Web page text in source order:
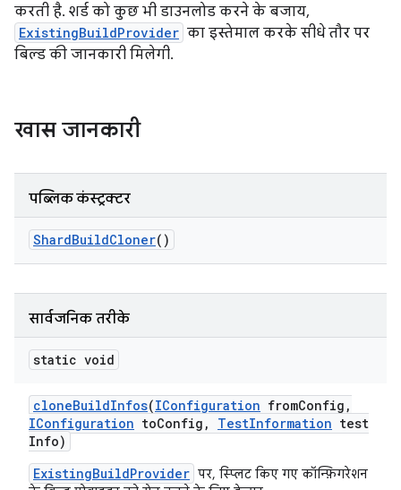
करती है. शर्ड को कुछ भी डाउनलोड करने के बजाय,
ExistingBuildProvider का इस्तेमाल करके सीधे तौर पर
बिल्ड की जानकारी मिलेगी.
खास जानकारी
पब्लिक कंस्ट्रक्टर
ShardBuildCloner()
सार्वजनिक तरीके
static void
cloneBuildInfos(IConfiguration fromConfig ,
IConfiguration toConfig , TestInformation test
Info)
ExistingBuildProvider पर, स्प्लिट किए गए कॉन्फ़िगरेशन